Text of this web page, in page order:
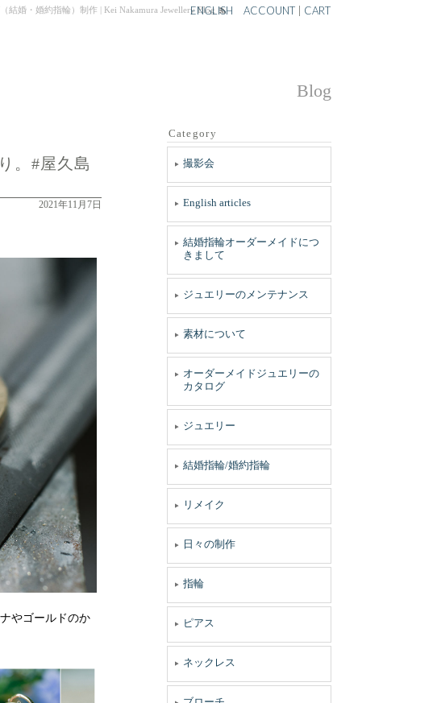
婚・婚約指輪）制作 | Kei Nakamura Jewellery Blog
ENGLISH ACCOUNT CART
Blog
。#屋久島
2021年11月7日
やゴールドのか
Category
撮影会
English articles
結婚指輪オーダーメイドにつ
きまして
ジュエリーのメンテナンス
素材について
オーダーメイドジュエリーの
カタログ
ジュエリー
結婚指輪/婚約指輪
リメイク
日々の制作
指輪
ピアス
ネックレス